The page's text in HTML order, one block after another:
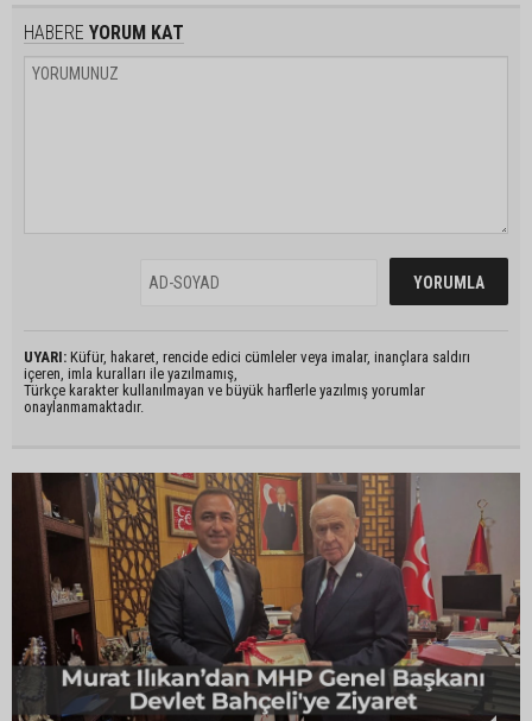
HABERE YORUM KAT
UYARI: Küfür, hakaret, rencide edici cümleler veya imalar, inançlara saldırı
içeren, imla kuralları ile yazılmamış,
Türkçe karakter kullanılmayan ve büyük harflerle yazılmış yorumlar
onaylanmamaktadır.